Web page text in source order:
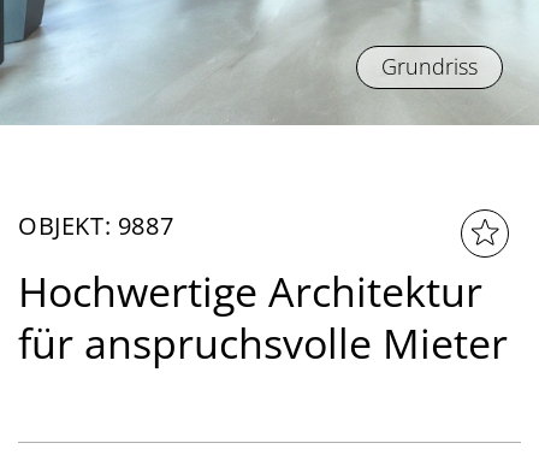
Grundriss
OBJEKT: 9887
Hochwertige Architektur
für anspruchsvolle Mieter